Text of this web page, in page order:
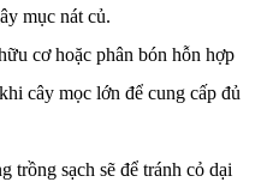
mục nát củ.
cơ hoặc phân bón hỗn hợp
cây mọc lớn để cung cấp đủ
trồng sạch sẽ để tránh cỏ dại